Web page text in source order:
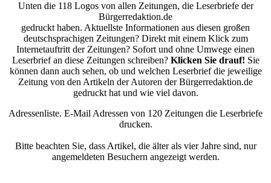
Unten die 118 Logos von allen Zeitungen, die Leserbriefe der
Bürgerredaktion.de
gedruckt haben. Aktuellste Informationen aus diesen großen
deutschsprachigen Zeitungen? Direkt mit einem Klick zum
Internetauftritt der Zeitungen? Sofort und ohne Umwege einen
Leserbrief an diese Zeitungen schreiben? Klicken Sie drauf! Sie
können dann auch sehen, ob und welchen Leserbrief die jeweilige
Zeitung von den Artikeln der Autoren der Bürgerredaktion.de
gedruckt hat und wie viel davon.
Adressenliste. E-Mail Adressen von 120 Zeitungen die Leserbriefe
drucken.
Bitte beachten Sie, dass Artikel, die älter als vier Jahre sind, nur
angemeldeten Besuchern angezeigt werden.